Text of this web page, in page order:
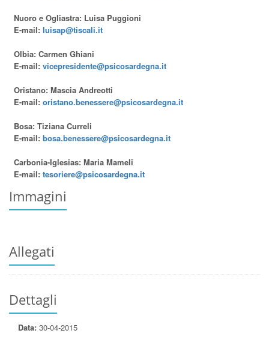
Nuoro e Ogliastra: Luisa Puggioni
E-mail: luisap@tiscali.it
Olbia: Carmen Ghiani
E-mail: vicepresidente@psicosardegna.it
Oristano: Mascia Andreotti
E-mail: oristano.benessere@psicosardegna.it
Bosa: Tiziana Curreli
E-mail: bosa.benessere@psicosardegna.it
Carbonia-Iglesias: Maria Mameli
E-mail: tesoriere@psicosardegna.it
Immagini
Allegati
Dettagli
Data: 30-04-2015